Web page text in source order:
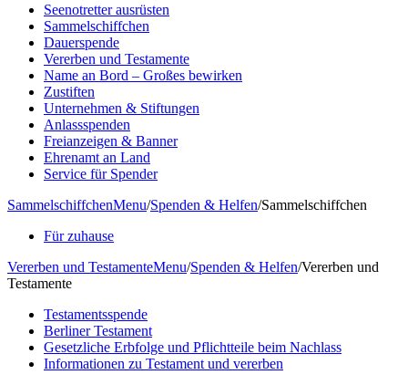
Seenotretter ausrüsten
Sammelschiffchen
Dauerspende
Vererben und Testamente
Name an Bord – Großes bewirken
Zustiften
Unternehmen & Stiftungen
Anlassspenden
Freianzeigen & Banner
Ehrenamt an Land
Service für Spender
SammelschiffchenMenu/Spenden & Helfen/Sammelschiffchen
Für zuhause
Vererben und TestamenteMenu/Spenden & Helfen/Vererben und
Testamente
Testamentsspende
Berliner Testament
Gesetzliche Erbfolge und Pflichtteile beim Nachlass
Informationen zu Testament und vererben